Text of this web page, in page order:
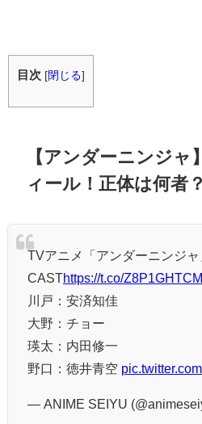
目次 [閉じる]
【アンダーニンジャ
ィール！正体は何者？
TVアニメ「アンダーニンジャ
CASThttps://t.co/
川戸：安済知佳
大野：チョー
瑛太：内田修一
野口：徳井青空
— ANIME SEIYU